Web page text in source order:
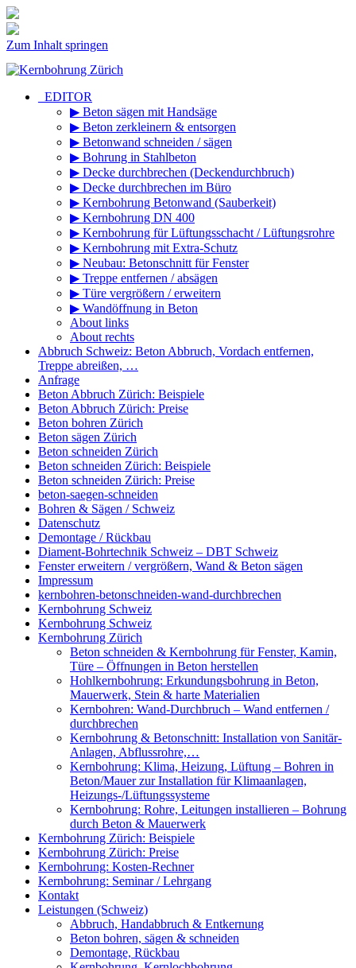
Zum Inhalt springen
_EDITOR
▶ Beton sägen mit Handsäge
▶ Beton zerkleinern & entsorgen
▶ Betonwand schneiden / sägen
▶ Bohrung in Stahlbeton
▶ Decke durchbrechen (Deckendurchbruch)
▶ Decke durchbrechen im Büro
▶ Kernbohrung Betonwand (Sauberkeit)
▶ Kernbohrung DN 400
▶ Kernbohrung für Lüftungsschacht / Lüftungsrohre
▶ Kernbohrung mit Extra-Schutz
▶ Neubau: Betonschnitt für Fenster
▶ Treppe entfernen / absägen
▶ Türe vergrößern / erweitern
▶ Wandöffnung in Beton
About links
About rechts
Abbruch Schweiz: Beton Abbruch, Vordach entfernen,
Treppe abreißen, …
Anfrage
Beton Abbruch Zürich: Beispiele
Beton Abbruch Zürich: Preise
Beton bohren Zürich
Beton sägen Zürich
Beton schneiden Zürich
Beton schneiden Zürich: Beispiele
Beton schneiden Zürich: Preise
beton-saegen-schneiden
Bohren & Sägen / Schweiz
Datenschutz
Demontage / Rückbau
Diament-Bohrtechnik Schweiz – DBT Schweiz
Fenster erweitern / vergrößern, Wand & Beton sägen
Impressum
kernbohren-betonschneiden-wand-durchbrechen
Kernbohrung Schweiz
Kernbohrung Schweiz
Kernbohrung Zürich
Beton schneiden & Kernbohrung für Fenster, Kamin,
Türe – Öffnungen in Beton herstellen
Hohlkernbohrung: Erkundungsbohrung in Beton,
Mauerwerk, Stein & harte Materialien
Kernbohren: Wand-Durchbruch – Wand entfernen /
durchbrechen
Kernbohrung & Betonschnitt: Installation von Sanitär-
Anlagen, Abflussrohre,…
Kernbohrung: Klima, Heizung, Lüftung – Bohren in
Beton/Mauer zur Installation für Klimaanlagen,
Heizungs-/Lüftungssysteme
Kernbohrung: Rohre, Leitungen installieren – Bohrung
durch Beton & Mauerwerk
Kernbohrung Zürich: Beispiele
Kernbohrung Zürich: Preise
Kernbohrung: Kosten-Rechner
Kernbohrung: Seminar / Lehrgang
Kontakt
Leistungen (Schweiz)
Abbruch, Handabbruch & Entkernung
Beton bohren, sägen & schneiden
Demontage, Rückbau